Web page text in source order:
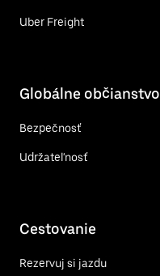
Uber Freight
Globálne občianstvo
Bezpečnosť
Udržateľnosť
Cestovanie
Rezervuj si jazdu